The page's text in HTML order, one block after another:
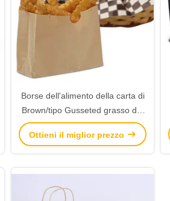
Borse dell'alimento della carta di
Brown/tipo Gusseted grasso dei
sacchi dello spuntino carta kraft
Resistente
Ottieni il miglior prezzo